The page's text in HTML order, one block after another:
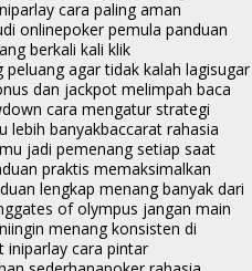
parlay cara paling aman
onlinepoker pemula panduan
berkali kali klik
agar tidak kalah lagisugar
dan jackpot melimpah baca
cara mengatur strategi
lebih banyakbaccarat rahasia
jadi pemenang setiap saat
praktis memaksimalkan
lengkap menang banyak dari
gates of olympus jangan main
ingin menang konsisten di
iniparlay cara pintar